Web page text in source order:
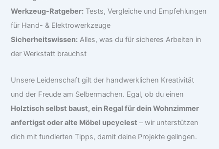
Werkzeug-Ratgeber: Tests, Vergleiche und Empfehlungen
für Hand- & Elektrowerkzeuge
Sicherheitswissen: Alles, was du für sicheres Arbeiten in
der Werkstatt brauchst
Unsere Leidenschaft gilt der handwerklichen Kreativität
und der Freude am Selbermachen. Egal, ob du einen
Holztisch selbst baust, ein Regal für dein Wohnzimmer
anfertigst oder alte Möbel upcyclest – wir unterstützen
dich mit fundierten Tipps, damit deine Projekte gelingen.